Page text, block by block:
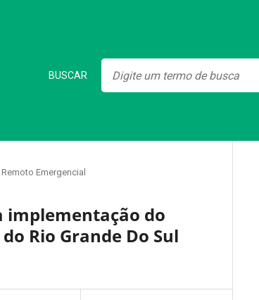
BUSCAR
Emergencial
implementação do
Rio Grande Do Sul